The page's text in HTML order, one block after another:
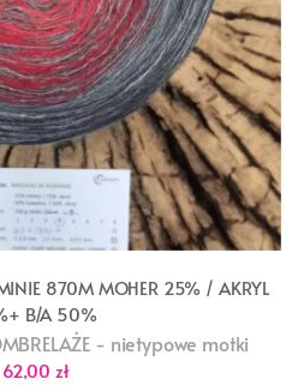
870M MOHER 25% / AKRYL
B/A 50%
- nietypowe motki
62,00 zł